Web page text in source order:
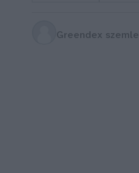
Greendex szemle